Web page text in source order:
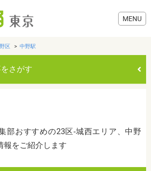
区 中野駅
さがす
部おすすめの23区-城西エリア、中野
報をご紹介します